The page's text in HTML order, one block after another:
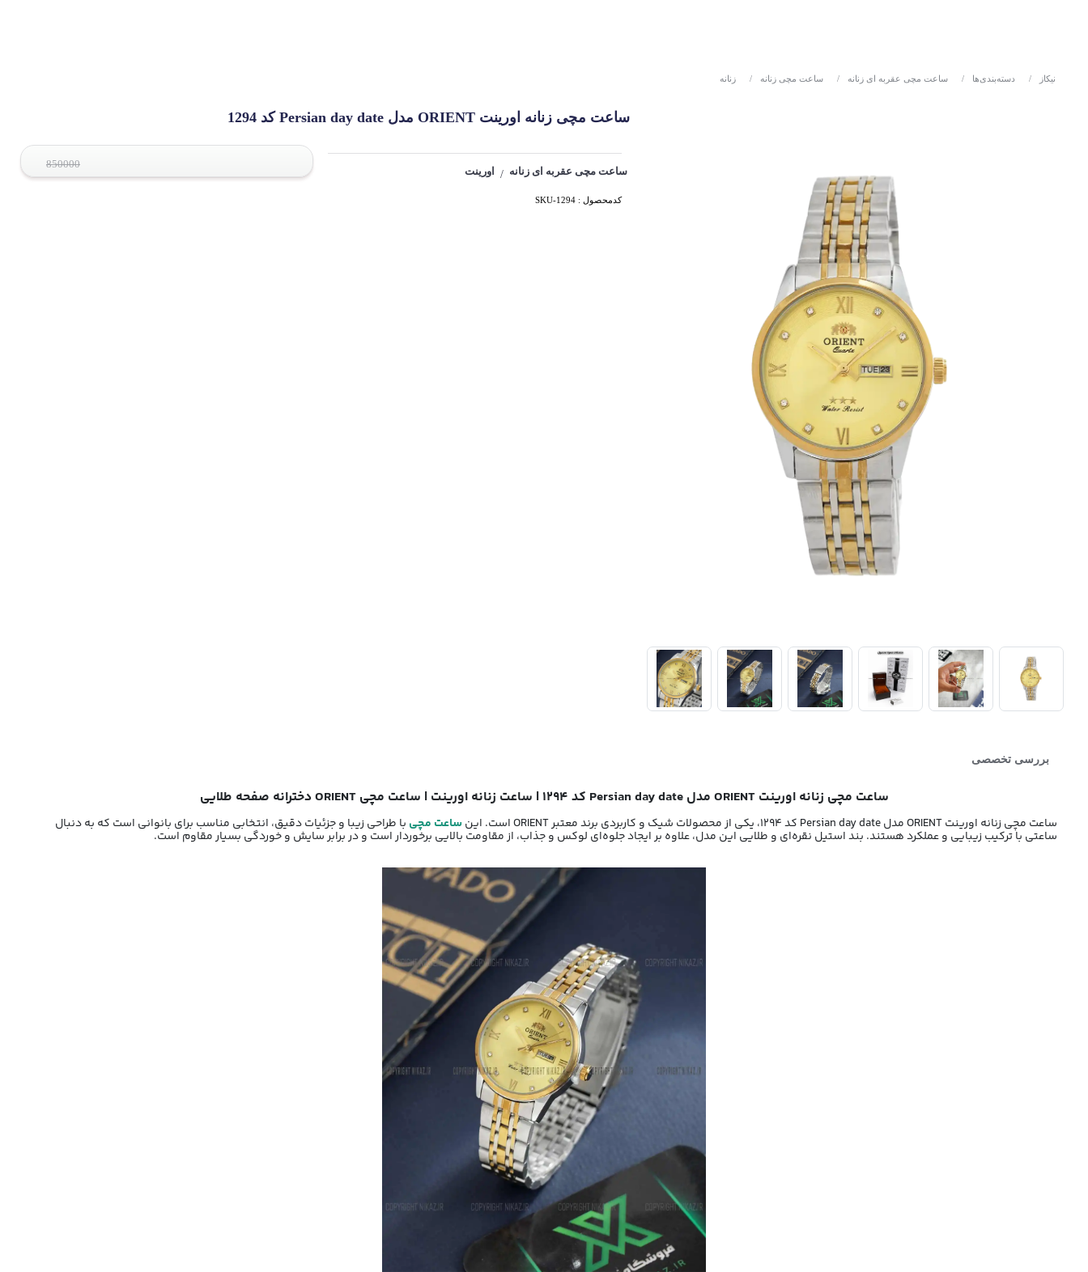
نیکاز / دسته‌بندی‌ها / ساعت مچی عقربه ای زنانه / ساعت مچی زنانه / زنانه
ساعت مچی زنانه اورینت ORIENT مدل Persian day date کد 1294
ساعت مچی عقربه ای زنانه / اورینت
کدمحصول : SKU-1294
850000
بررسی تخصصی
ساعت مچی زنانه اورینت ORIENT مدل Persian day date کد 1294 | ساعت زنانه اورینت | ساعت مچی ORIENT دخترانه صفحه طلایی
ساعت مچی زنانه اورینت ORIENT مدل Persian day date کد 1294، یکی از محصولات شیک و کاربردی برند معتبر ORIENT است. این ساعت مچی با طراحی زیبا و جزئیات دقیق، انتخابی مناسب برای بانوانی است که به دنبال
ساعتی با ترکیب زیبایی و عملکرد هستند. بند استیل نقره‌ای و طلایی این مدل، علاوه بر ایجاد جلوه‌ای لوکس و جذاب، از مقاومت بالایی برخوردار است و در برابر سایش و خوردگی بسیار مقاوم است.